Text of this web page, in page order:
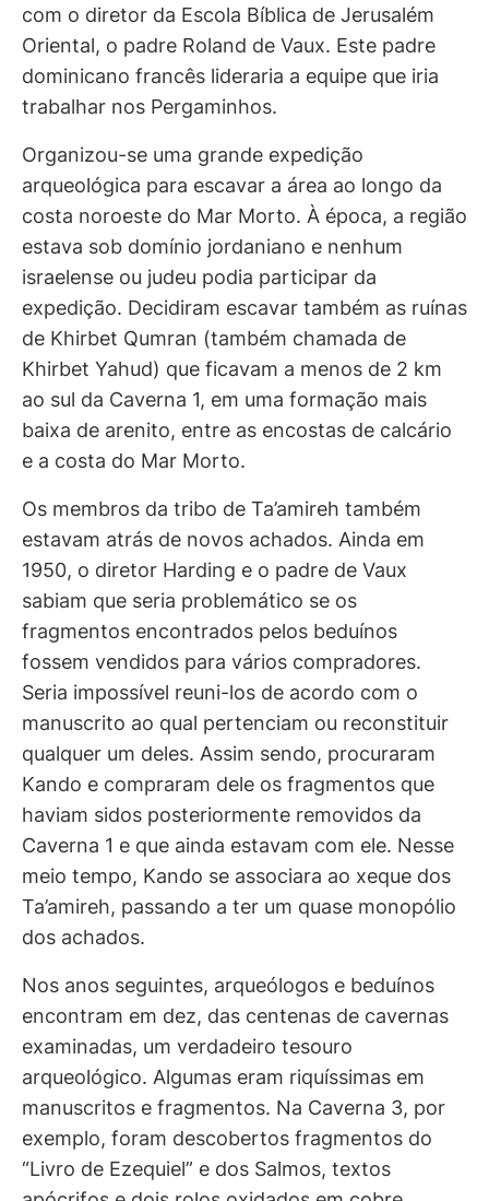
com o diretor da Escola Bíblica de Jerusalém
Oriental, o padre Roland de Vaux. Este padre
dominicano francês lideraria a equipe que iria
trabalhar nos Pergaminhos.
Organizou-se uma grande expedição
arqueológica para escavar a área ao longo da
costa noroeste do Mar Morto. À época, a região
estava sob domínio jordaniano e nenhum
israelense ou judeu podia participar da
expedição. Decidiram escavar também as ruínas
de Khirbet Qumran (também chamada de
Khirbet Yahud) que ficavam a menos de 2 km
ao sul da Caverna 1, em uma formação mais
baixa de arenito, entre as encostas de calcário
e a costa do Mar Morto.
Os membros da tribo de Ta’amireh também
estavam atrás de novos achados. Ainda em
1950, o diretor Harding e o padre de Vaux
sabiam que seria problemático se os
fragmentos encontrados pelos beduínos
fossem vendidos para vários compradores.
Seria impossível reuni-los de acordo com o
manuscrito ao qual pertenciam ou reconstituir
qualquer um deles. Assim sendo, procuraram
Kando e compraram dele os fragmentos que
haviam sidos posteriormente removidos da
Caverna 1 e que ainda estavam com ele. Nesse
meio tempo, Kando se associara ao xeque dos
Ta’amireh, passando a ter um quase monopólio
dos achados.
Nos anos seguintes, arqueólogos e beduínos
encontram em dez, das centenas de cavernas
examinadas, um verdadeiro tesouro
arqueológico. Algumas eram riquíssimas em
manuscritos e fragmentos. Na Caverna 3, por
exemplo, foram descobertos fragmentos do
“Livro de Ezequiel” e dos Salmos, textos